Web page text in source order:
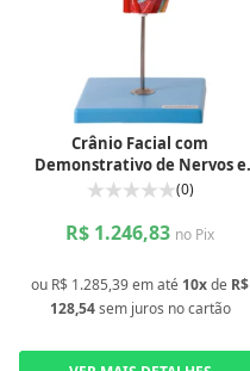
Crânio Facial com
Demonstrativo de Nervos e
Vasos
(0)
R$ 1.246,83 no Pix
ou R$ 1.285,39em até 10xde R$
128,54 sem juros no cartão